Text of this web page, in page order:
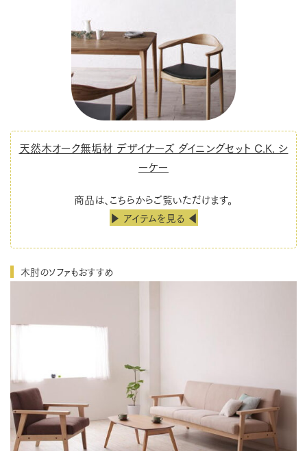
天然木オーク無垢材 デザイナーズ ダイニングセット C.K. シ
ーケー
商品は、こちらからご覧いただけます。
▶ アイテムを見る ◀
木肘のソファもおすすめ